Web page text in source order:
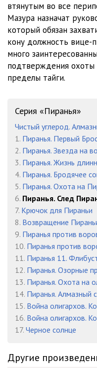
0015
0016
0017
0018
0019
0021
0022
0023
0024
0025
0026
0027
0028
0029
0030
0031
0033
втянутым во все
Мазура назначат
который обязан
кону должность
много
подтверждения
пределы тайги.
Серия «Пиранья»
Чистый углерод.
1. Пиранья. Первый
2. Пиранья. Звезда на
3. Пиранья. Жизнь
4. Пиранья. Бродячее
5. Пиранья. Охота на
6. Пиранья. След
7. Крючок для Пираньи
8. Возвращение
9. Пиранья против
10. Пиранья против
11. Пиранья 11.
12. Пиранья. Озорные
13. Пиранья. Охота на
14. Пиранья. Алмазный
15. Война олигархов.
16. Война олигархов.
17. Черное солнце
Другие